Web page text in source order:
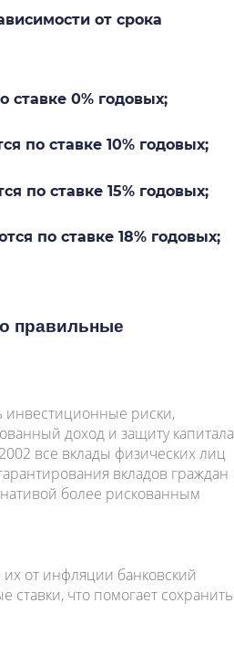
от срока
ставке 0% годовых;
по ставке 10% годовых;
по ставке 15% годовых;
по ставке 18% годовых;
правильные
инвестиционные риски,
доход и защиту капитала
все вклады физических лиц
вкладов граждан
более рискованным
от инфляции банковский
ставки, что помогает сохранить